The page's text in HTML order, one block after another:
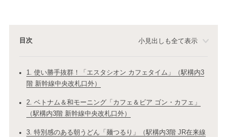
目次 小見出しも全て表示
1. 使い勝手抜群！「エスタシオン カフェタイム」（駅構内3
階 新幹線中央改札口外）
2. ベトナム＆和モーニング「カフェ＆ビア ゴン・カフェ」
（駅構内3階 新幹線中央改札口外）
3. 特別感のある朝うどん「麺つるり」（駅構内3階 JR在来線